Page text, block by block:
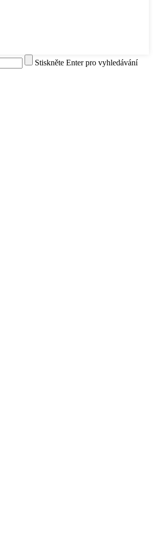
Stiskněte Enter pro vyhledávání